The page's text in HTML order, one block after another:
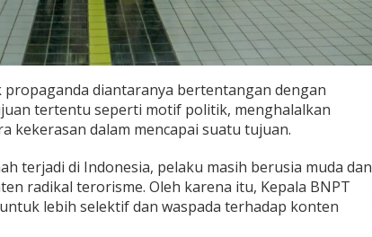
diantaranya bertentangan dengan
tertentu seperti motif politik, menghalalkan
kekerasan dalam mencapai suatu tujuan.
terjadi di Indonesia, pelaku masih berusia muda dan
radikal terorisme. Oleh karena itu, Kepala BNPT
lebih selektif dan waspada terhadap konten